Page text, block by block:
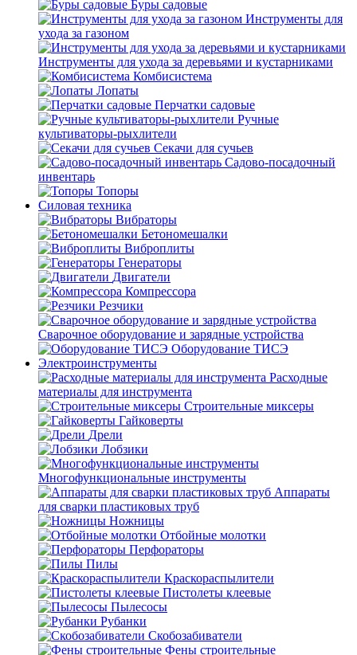
Буры садовые
Инструменты для
ухода за газоном
Инструменты для ухода за деревьями и кустарниками
Комбисистема
Лопаты
Перчатки садовые
Ручные
культиваторы-рыхлители
Секачи для сучьев
Садово-посадочный
инвентарь
Топоры
Силовая техника
Вибраторы
Бетономешалки
Виброплиты
Генераторы
Двигатели
Компрессора
Резчики
Сварочное оборудование и зарядные устройства
Оборудование ТИСЭ
Электроинструменты
Расходные
материалы для инструмента
Строительные миксеры
Гайковерты
Дрели
Лобзики
Многофункциональные инструменты
Аппараты
для сварки пластиковых труб
Ножницы
Отбойные молотки
Перфораторы
Пилы
Краскораспылители
Пистолеты клеевые
Пылесосы
Рубанки
Скобозабиватели
Фены строительные